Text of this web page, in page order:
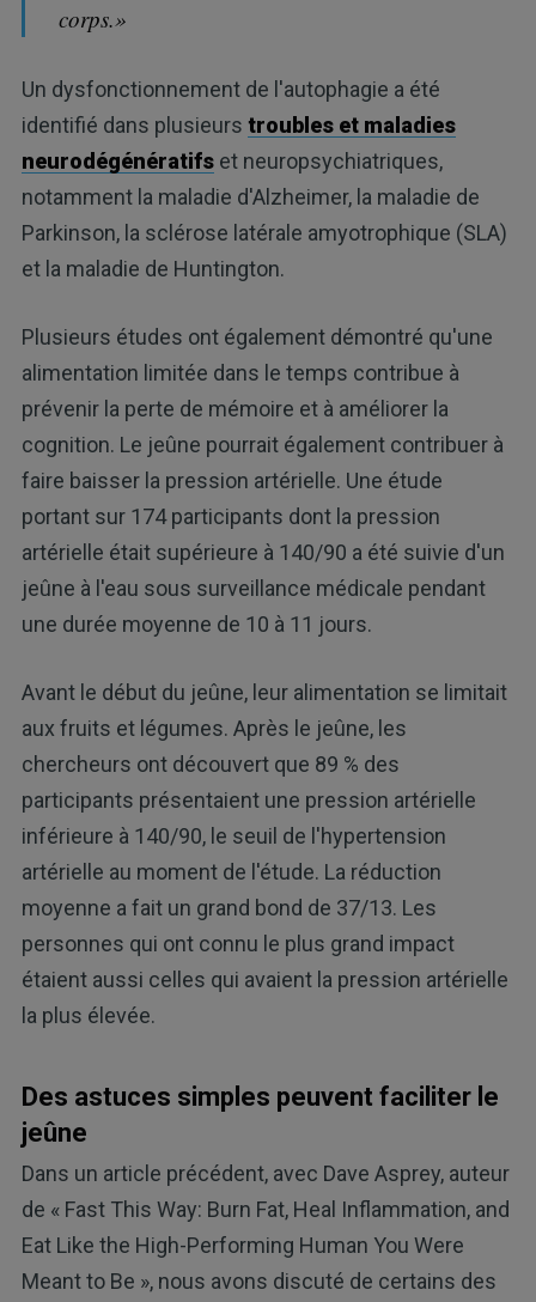
corps.»
Un dysfonctionnement de l'autophagie a été
identifié dans plusieurs troubles et maladies
neurodégénératifset neuropsychiatriques,
notamment la maladie d'Alzheimer, la maladie de
Parkinson, la sclérose latérale amyotrophique (SLA)
et la maladie de Huntington.
Plusieurs études ont également démontré qu'une
alimentation limitée dans le temps contribue à
prévenir la perte de mémoire et à améliorer la
cognition. Le jeûne pourrait également contribuer à
faire baisser la pression artérielle. Une étude
portant sur 174 participants dont la pression
artérielle était supérieure à 140/90 a été suivie d'un
jeûne à l'eau sous surveillance médicale pendant
une durée moyenne de 10 à 11 jours.
Avant le début du jeûne, leur alimentation se limitait
aux fruits et légumes. Après le jeûne, les
chercheurs ont découvert que 89 % des
participants présentaient une pression artérielle
inférieure à 140/90, le seuil de l'hypertension
artérielle au moment de l'étude. La réduction
moyenne a fait un grand bond de 37/13. Les
personnes qui ont connu le plus grand impact
étaient aussi celles qui avaient la pression artérielle
la plus élevée.
Des astuces simples peuvent faciliter le
jeûne
Dans un article précédent, avec Dave Asprey, auteur
de « Fast This Way: Burn Fat, Heal Inflammation, and
Eat Like the High-Performing Human You Were
Meant to Be », nous avons discuté de certains des